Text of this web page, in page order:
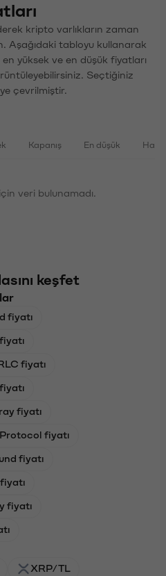
kripto varlıkların zaman
Aşağıdaki tabloyu kullanarak
en yüksek ve en düşük fiyatları
Seçtiğiniz
çevrilmiştir.
Kapanış En düşük
veri bulunamadı.
keşfet
fiyatı
fiyatı
fiyatı
fiyatı
fiyatı
fiyatı
XRP/TL